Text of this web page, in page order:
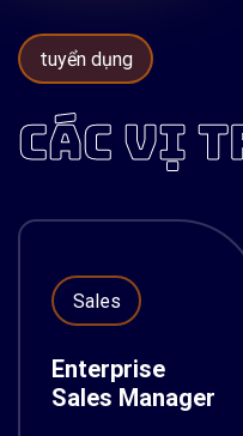
tuyển dụng
CÁC VỊ
Sales
Enterprise
Sales Manager